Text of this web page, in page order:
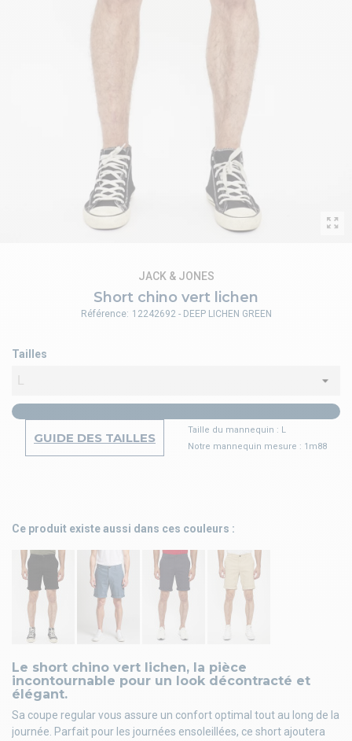
Short chino vert lichen
JACK & JONES
Le short chino vert lichen, la pièce
incontournable pour un look décontracté et
élégant.
Sa coupe regular vous assure un confort optimal tout au long de la
journée. Parfait pour les journées ensoleillées, ce short ajoutera
Tailles
GUIDE DES TAILLES
Taille du mannequin : L
Notre mannequin mesure : 1m88
Référence: 12242692 - DEEP LICHEN GREEN
Ce produit existe aussi dans ces couleurs :